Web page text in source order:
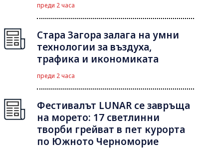
преди 2 часа
Стара Загора залага на умни
технологии за въздуха,
трафика и икономиката
преди 2 часа
Фестивалът LUNAR се завръща
на морето: 17 светлинни
творби грейват в пет курорта
по Южното Черноморие